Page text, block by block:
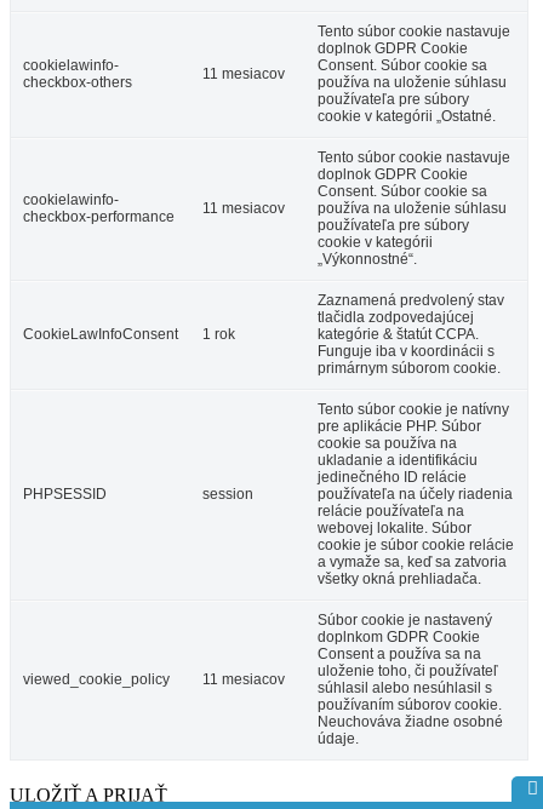
cookielawinfo-
checkbox-others
11 mesiacov
Tento súbor cookie nastavuje
doplnok GDPR Cookie
Consent. Súbor cookie sa
používa na uloženie súhlasu
používateľa pre súbory
cookie v kategórii „Ostatné.
cookielawinfo-
checkbox-performance
11 mesiacov
Tento súbor cookie nastavuje
doplnok GDPR Cookie
Consent. Súbor cookie sa
používa na uloženie súhlasu
používateľa pre súbory
cookie v kategórii
„Výkonnostné“.
CookieLawInfoConsent 1 rok
Zaznamená predvolený stav
tlačidla zodpovedajúcej
kategórie & štatút CCPA.
Funguje iba v koordinácii s
primárnym súborom cookie.
PHPSESSID session
Tento súbor cookie je natívny
pre aplikácie PHP. Súbor
cookie sa používa na
ukladanie a identifikáciu
jedinečného ID relácie
používateľa na účely riadenia
relácie používateľa na
webovej lokalite. Súbor
cookie je súbor cookie relácie
a vymaže sa, keď sa zatvoria
všetky okná prehliadača.
viewed_cookie_policy 11 mesiacov
Súbor cookie je nastavený
doplnkom GDPR Cookie
Consent a používa sa na
uloženie toho, či používateľ
súhlasil alebo nesúhlasil s
používaním súborov cookie.
Neuchováva žiadne osobné
údaje.
ULOŽIŤ A PRIJAŤ